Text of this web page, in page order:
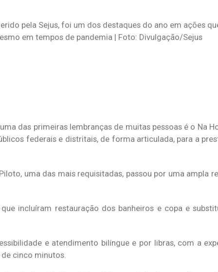
pela Sejus, foi um dos destaques do ano em ações
em tempos de pandemia | Foto: Divulgação/Sejus
das primeiras lembranças de muitas pessoas é o Na
federais e distritais, de forma articulada, para a
uma das mais requisitadas, passou por uma ampla
incluíram restauração dos banheiros e copa e
e atendimento bilíngue e por libras, com a
cinco minutos.